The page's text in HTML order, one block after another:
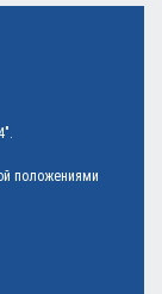
положениями